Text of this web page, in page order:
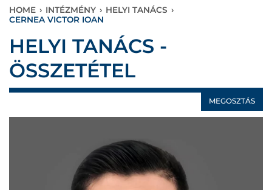
HOME › INTÉZMÉNY › HELYI TANÁCS ›
CERNEA VICTOR IOAN
HELYI TANÁCS -
ÖSSZETÉTEL
MEGOSZTÁS